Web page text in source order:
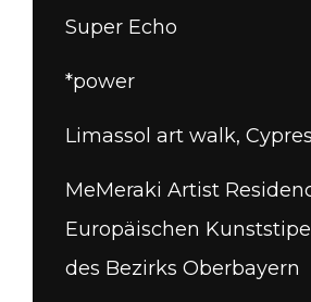
Super Echo
*power
Limassol art walk,
MeMeraki Artist
Europäischen
des Bezirks Oberbayern